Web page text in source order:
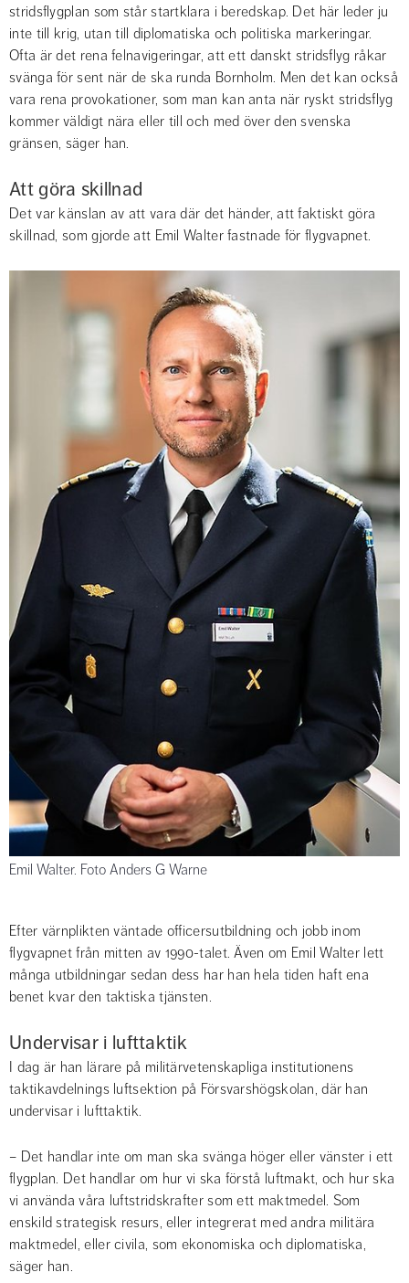
stridsflygplan som står startklara i beredskap. Det här leder ju
inte till krig, utan till diplomatiska och politiska markeringar.
Ofta är det rena felnavigeringar, att ett danskt stridsflyg råkar
svänga för sent när de ska runda Bornholm. Men det kan också
vara rena provokationer, som man kan anta när ryskt stridsflyg
kommer väldigt nära eller till och med över den svenska
gränsen, säger han.
Att göra skillnad
Det var känslan av att vara där det händer, att faktiskt göra
skillnad, som gjorde att Emil Walter fastnade för flygvapnet.
Emil Walter. Foto Anders G Warne
Efter värnplikten väntade officersutbildning och jobb inom
flygvapnet från mitten av 1990-talet. Även om Emil Walter lett
många utbildningar sedan dess har han hela tiden haft ena
benet kvar den taktiska tjänsten.
Undervisar i lufttaktik
I dag är han lärare på militärvetenskapliga institutionens
taktikavdelnings luftsektion på Försvarshögskolan, där han
undervisar i lufttaktik.
– Det handlar inte om man ska svänga höger eller vänster i ett
flygplan. Det handlar om hur vi ska förstå luftmakt, och hur ska
vi använda våra luftstridskrafter som ett maktmedel. Som
enskild strategisk resurs, eller integrerat med andra militära
maktmedel, eller civila, som ekonomiska och diplomatiska,
säger han.